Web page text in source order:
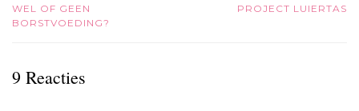
WEL OF GEEN
BORSTVOEDING?
PROJECT LUIERTAS
9 Reacties